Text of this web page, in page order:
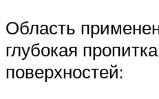
Область
глубокая
поверхностей: